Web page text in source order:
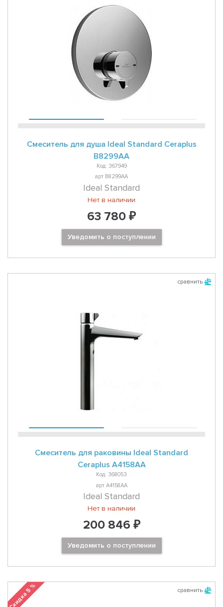
Смеситель для душа Ideal Standard Ceraplus
B8299AA
Код: 367949
арт B8299AA
Ideal Standard
Нет в наличии
63 780 ₽
Уведомить о поступлении
сравнить
Смеситель для раковины Ideal Standard
Ceraplus A4158AA
Код: 368053
арт A4158AA
Ideal Standard
Нет в наличии
200 846 ₽
Уведомить о поступлении
сравнить
Скидка 5 %